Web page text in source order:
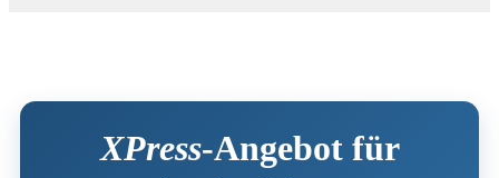
XPress-Angebot für